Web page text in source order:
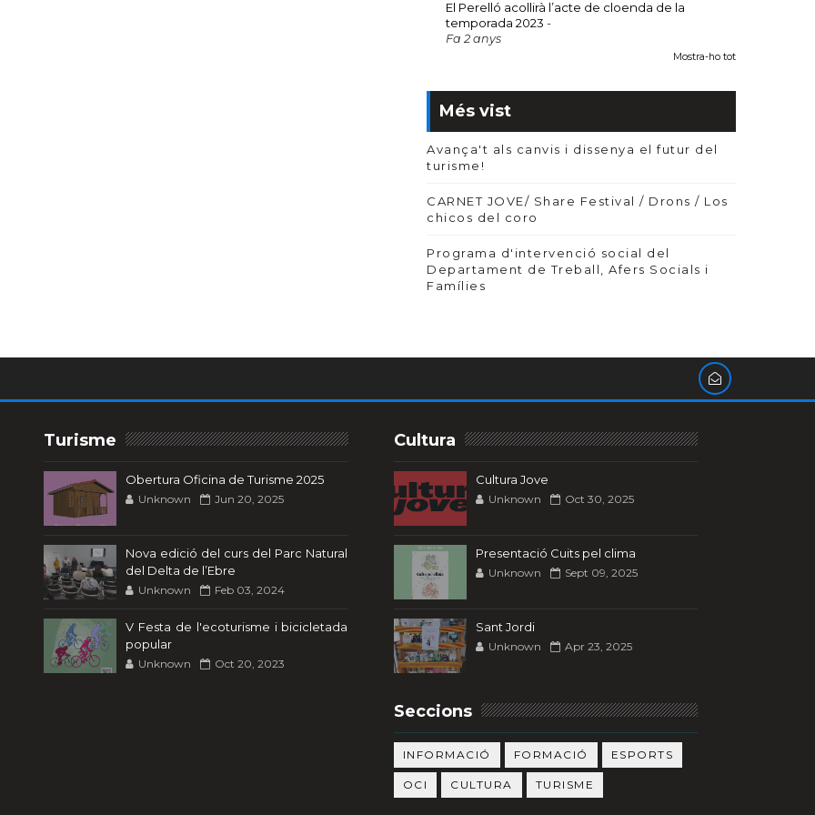
El Perelló acollirà l’acte de cloenda de la
temporada 2023 -
Fa 2 anys
Mostra-ho tot
Més vist
Avança't als canvis i dissenya el futur del
turisme!
CARNET JOVE/ Share Festival / Drons / Los
chicos del coro
Programa d'intervenció social del
Departament de Treball, Afers Socials i
Famílies
Turisme
Obertura Oficina de Turisme 2025
Unknown Jun 20, 2025
Nova edició del curs del Parc Natural
del Delta de l’Ebre
Unknown Feb 03, 2024
V Festa de l'ecoturisme i bicicletada
popular
Unknown Oct 20, 2023
Cultura
Cultura Jove
Unknown Oct 30, 2025
Presentació Cuits pel clima
Unknown Sept 09, 2025
Sant Jordi
Unknown Apr 23, 2025
Seccions
INFORMACIÓ FORMACIÓ ESPORTS
OCI CULTURA TURISME